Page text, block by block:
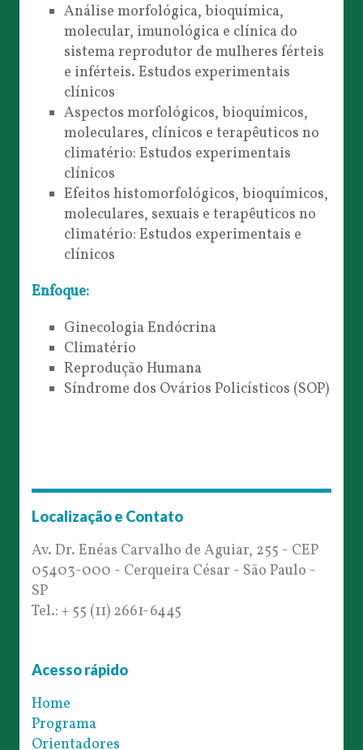
Análise morfológica, bioquímica,
molecular, imunológica e clínica do
sistema reprodutor de mulheres férteis
e inférteis. Estudos experimentais
clínicos
Aspectos morfológicos, bioquímicos,
moleculares, clínicos e terapêuticos no
climatério: Estudos experimentais
clínicos
Efeitos histomorfológicos, bioquímicos,
moleculares, sexuais e terapêuticos no
climatério: Estudos experimentais e
clínicos
Enfoque:
Ginecologia Endócrina
Climatério
Reprodução Humana
Síndrome dos Ovários Policísticos (SOP)
Localização e Contato
Av. Dr. Enéas Carvalho de Aguiar, 255 - CEP
05403-000 - Cerqueira César - São Paulo -
SP
Tel.: + 55 (11) 2661-6445
Acesso rápido
Home
Programa
Orientadores